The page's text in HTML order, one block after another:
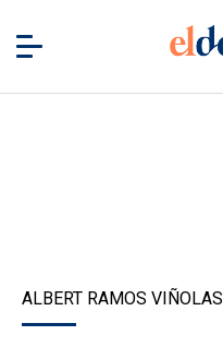
ALBERT RAMOS VIÑOLAS